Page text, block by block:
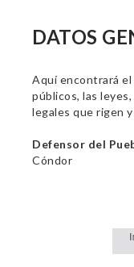
DATOS
Aquí encontrará
públicos, las
legales que rigen
Defensor del
Cóndor